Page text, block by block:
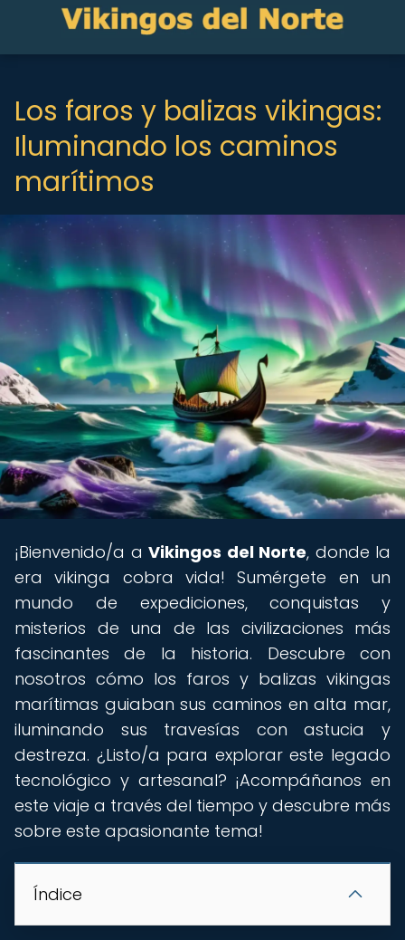
Los faros y balizas vikingas:
Iluminando los caminos
marítimos
¡Bienvenido/a a Vikingos del Norte, donde la
era vikinga cobra vida! Sumérgete en un
mundo de expediciones, conquistas y
misterios de una de las civilizaciones más
fascinantes de la historia. Descubre con
nosotros cómo los faros y balizas vikingas
marítimas guiaban sus caminos en alta mar,
iluminando sus travesías con astucia y
destreza. ¿Listo/a para explorar este legado
tecnológico y artesanal? ¡Acompáñanos en
este viaje a través del tiempo y descubre más
sobre este apasionante tema!
Índice